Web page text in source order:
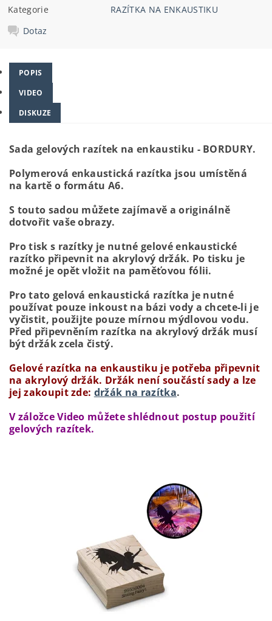
Kategorie
RAZÍTKA NA ENKAUSTIKU
Dotaz
POPIS
VIDEO
DISKUZE
Sada gelových razítek na enkaustiku - BORDURY.
Polymerová enkaustická razítka jsou umístěná
na kartě o formátu A6.
S touto sadou můžete zajímavě a originálně
dotvořit vaše obrazy.
Pro tisk s razítky je nutné gelové enkaustické
razítko připevnit na akrylový držák. Po tisku je
možné je opět vložit na paměťovou fólii.
Pro tato gelová enkaustická razítka je nutné
používat pouze inkoust na bázi vody a chcete-li je
vyčistit, použijte pouze mírnou mýdlovou vodu.
Před připevněním razítka na akrylový držák musí
být držák zcela čistý.
Gelové razítka na enkaustiku je potřeba připevnit
na akrylový držák. Držák není součástí sady a lze
jej zakoupit zde: držák na razítka.
V záložce Video můžete shlédnout postup použití
gelových razítek.